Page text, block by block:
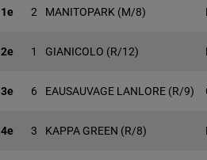
1e 2 MANITOPARK (M/8)
2e 1 GIANICOLO (R/12)
3e 6 EAUSAUVAGE LANLORE (R/9)
4e 3 KAPPA GREEN (R/8)